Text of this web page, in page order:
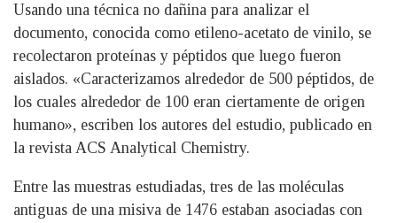
Usando una técnica no dañina para analizar el
documento, conocida como etileno-acetato de vinilo, se
recolectaron proteínas y péptidos que luego fueron
aislados. «Caracterizamos alrededor de 500 péptidos, de
los cuales alrededor de 100 eran ciertamente de origen
humano», escriben los autores del estudio, publicado en
la revista ACS Analytical Chemistry.
Entre las muestras estudiadas, tres de las moléculas
antiguas de una misiva de 1476 estaban asociadas con